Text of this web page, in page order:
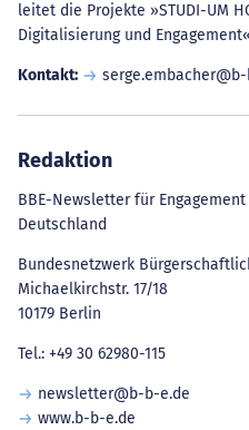
leitet die Projekte »STUDI-UM
Digitalisierung und
Kontakt:
Redaktion
BBE-Newsletter für
Deutschland
Bundesnetzwerk
Michaelkirchstr. 17/18
10179 Berlin
Tel.: +49 30 62980-115
newsletter@b-b-e.de
www.b-b-e.de